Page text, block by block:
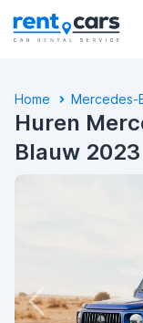
Home Mercedes-
Huren
Blauw